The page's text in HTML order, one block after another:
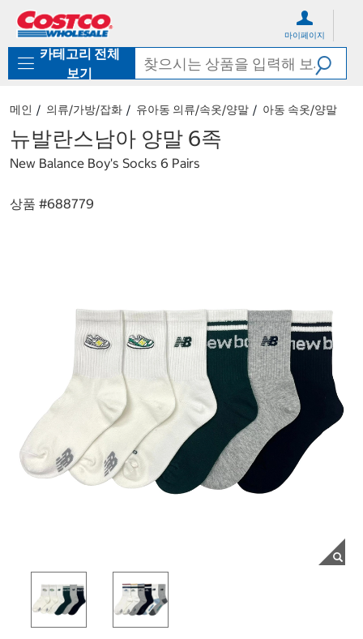
로
기
가
마이페이지
카테고리 전체
보기
메인 의류/가방/잡화 유아동 의류/속옷/양말 아동 속옷/양말
뉴발란스남아 양말 6족
New Balance Boy's Socks 6 Pairs
상품 #688779